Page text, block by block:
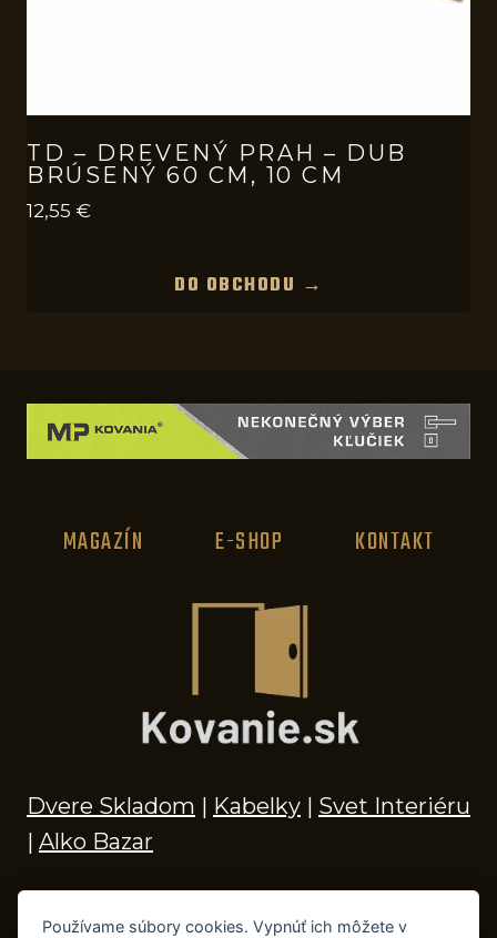
TD – DREVENÝ PRAH – DUB
BRÚSENÝ 60 CM, 10 CM
12,55 €
DO OBCHODU →
MAGAZÍN E-SHOP KONTAKT
Dvere Skladom | Kabelky | Svet Interiéru
| Alko Bazar
Používame súbory cookies. Vypnúť ich môžete v